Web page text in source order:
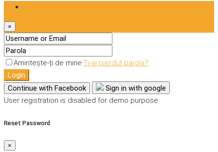
×
Amintește-ți de mine Ti-ai pierdut parola?
Login
Continue with Facebook
Sign in with google
User registration is disabled for demo purpose.
Reset Password
×